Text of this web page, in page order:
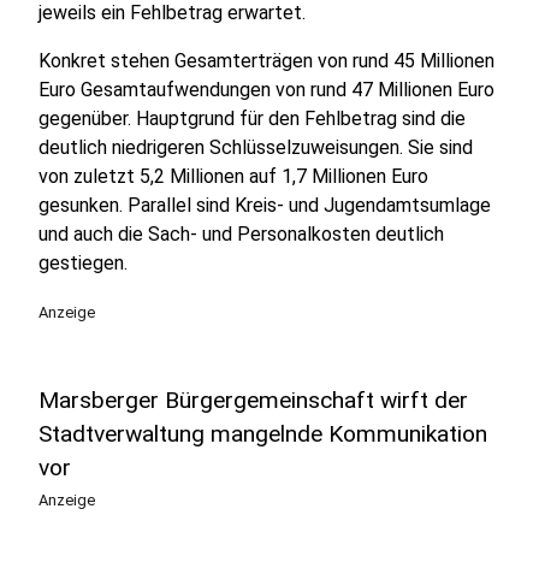
jeweils ein Fehlbetrag erwartet.
Konkret stehen Gesamterträgen von rund 45 Millionen
Euro Gesamtaufwendungen von rund 47 Millionen Euro
gegenüber. Hauptgrund für den Fehlbetrag sind die
deutlich niedrigeren Schlüsselzuweisungen. Sie sind
von zuletzt 5,2 Millionen auf 1,7 Millionen Euro
gesunken. Parallel sind Kreis- und Jugendamtsumlage
und auch die Sach- und Personalkosten deutlich
gestiegen.
Anzeige
Marsberger Bürgergemeinschaft wirft der
Stadtverwaltung mangelnde Kommunikation
vor
Anzeige